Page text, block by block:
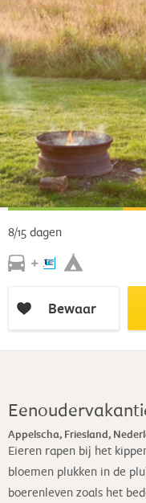
8/15 dagen
Bewaar
Appelscha, Friesland,
Eieren rapen bij het
bloemen plukken in de
boerenleven zoals het